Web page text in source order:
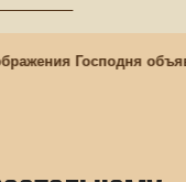
Господня